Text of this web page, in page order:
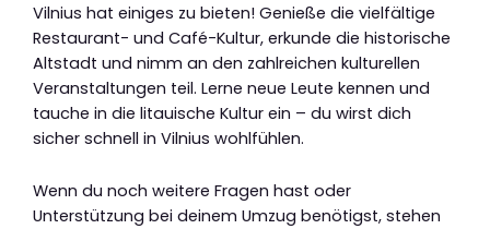
Vilnius hat einiges zu bieten! Genieße die vielfältige
Restaurant- und Café-Kultur, erkunde die historische
Altstadt und nimm an den zahlreichen kulturellen
Veranstaltungen teil. Lerne neue Leute kennen und
tauche in die litauische Kultur ein – du wirst dich
sicher schnell in Vilnius wohlfühlen.
Wenn du noch weitere Fragen hast oder
Unterstützung bei deinem Umzug benötigst, stehen